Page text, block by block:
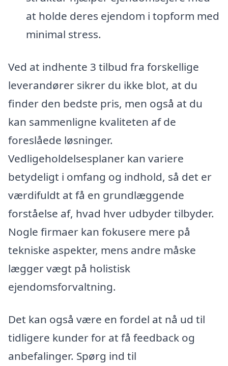
at holde deres ejendom i topform med
minimal stress.
Ved at indhente 3 tilbud fra forskellige
leverandører sikrer du ikke blot, at du
finder den bedste pris, men også at du
kan sammenligne kvaliteten af de
foreslåede løsninger.
Vedligeholdelsesplaner kan variere
betydeligt i omfang og indhold, så det er
værdifuldt at få en grundlæggende
forståelse af, hvad hver udbyder tilbyder.
Nogle firmaer kan fokusere mere på
tekniske aspekter, mens andre måske
lægger vægt på holistisk
ejendomsforvaltning.
Det kan også være en fordel at nå ud til
tidligere kunder for at få feedback og
anbefalinger. Spørg ind til